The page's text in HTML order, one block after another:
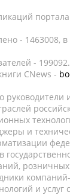
- 1463008,
- 199092.
CNews -
руководители
и
розничных
и услуг